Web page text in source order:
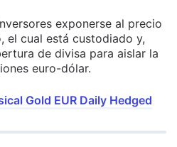
exponerse al precio
el cual está custodiado y,
de divisa para aislar la
euro-dólar.
Gold EUR Daily Hedged